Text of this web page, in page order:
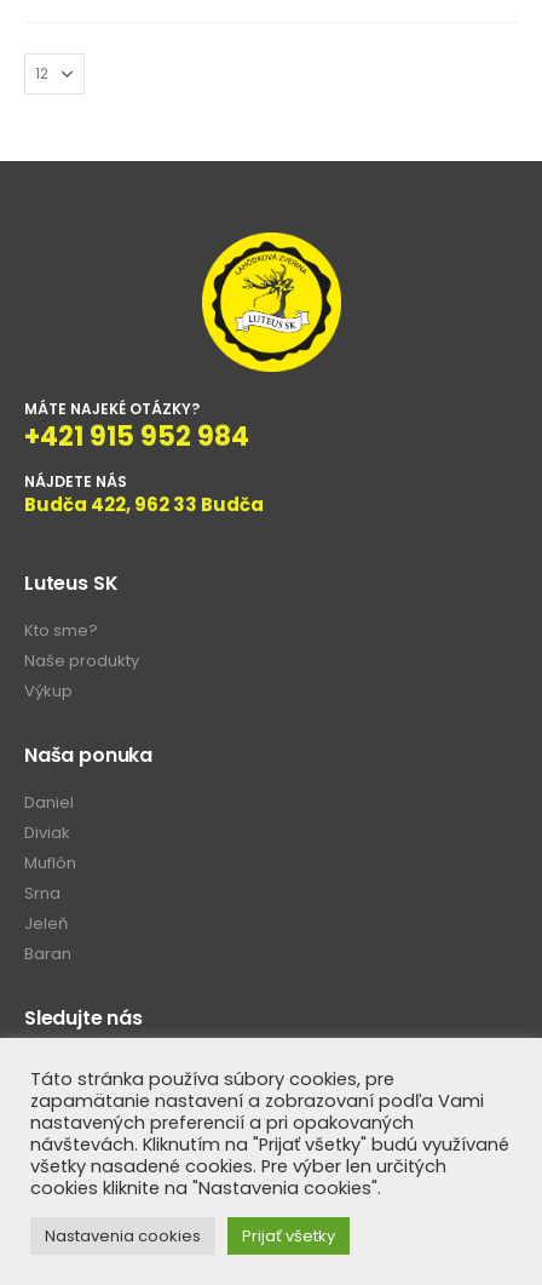
MÁTE NAJEKÉ OTÁZKY?
+421 915 952 984
NÁJDETE NÁS
Budča 422, 962 33 Budča
Luteus SK
Kto sme?
Naše produkty
Výkup
Naša ponuka
Daniel
Diviak
Muflón
Srna
Jeleň
Baran
Sledujte nás
© Luteus SK 2020. All Rights Reserved
Táto stránka používa súbory cookies, pre
zapamätanie nastavení a zobrazovaní podľa Vami
nastavených preferencií a pri opakovaných
návštevách. Kliknutím na "Prijať všetky" budú využívané
všetky nasadené cookies. Pre výber len určitých
cookies kliknite na "Nastavenia cookies".
Nastavenia cookies Prijať všetky